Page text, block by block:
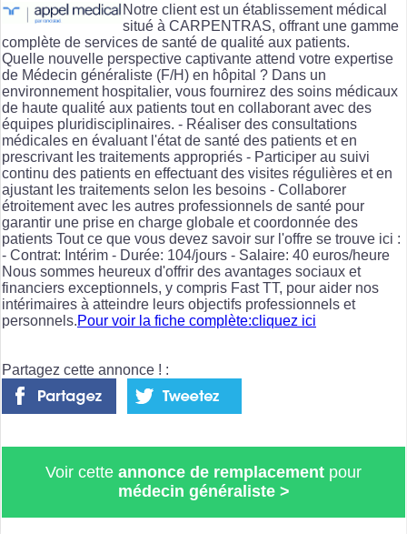
Notre client est un établissement médical
situé à CARPENTRAS, offrant une gamme
complète de services de santé de qualité aux patients.
Quelle nouvelle perspective captivante attend votre expertise
de Médecin généraliste (F/H) en hôpital ? Dans un
environnement hospitalier, vous fournirez des soins médicaux
de haute qualité aux patients tout en collaborant avec des
équipes pluridisciplinaires. - Réaliser des consultations
médicales en évaluant l'état de santé des patients et en
prescrivant les traitements appropriés - Participer au suivi
continu des patients en effectuant des visites régulières et en
ajustant les traitements selon les besoins - Collaborer
étroitement avec les autres professionnels de santé pour
garantir une prise en charge globale et coordonnée des
patients Tout ce que vous devez savoir sur l'offre se trouve ici :
- Contrat: Intérim - Durée: 104/jours - Salaire: 40 euros/heure
Nous sommes heureux d'offrir des avantages sociaux et
financiers exceptionnels, y compris Fast TT, pour aider nos
intérimaires à atteindre leurs objectifs professionnels et
personnels.Pour voir la fiche complète:cliquez ici
Partagez cette annonce ! :
Voir cette annonce de remplacement pour
médecin généraliste>